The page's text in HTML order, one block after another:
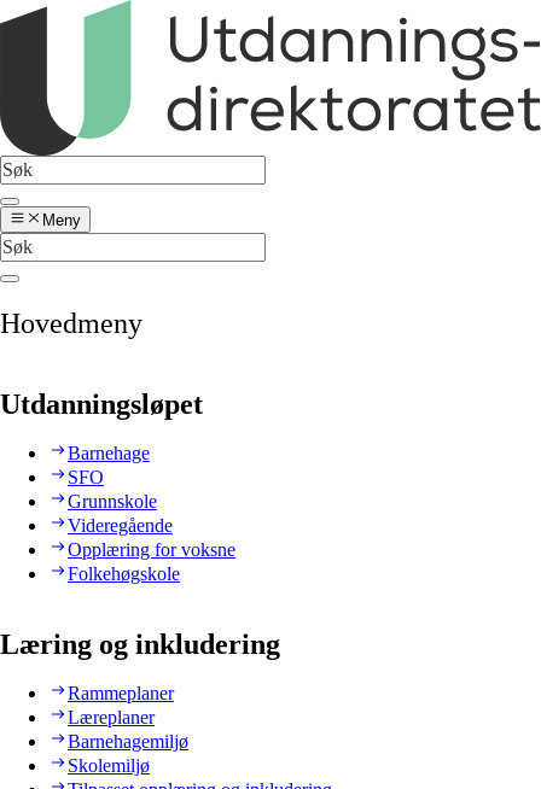
Meny
Hovedmeny
Utdanningsløpet
Barnehage
SFO
Grunnskole
Videregående
Opplæring for voksne
Folkehøgskole
Læring og inkludering
Rammeplaner
Læreplaner
Barnehagemiljø
Skolemiljø